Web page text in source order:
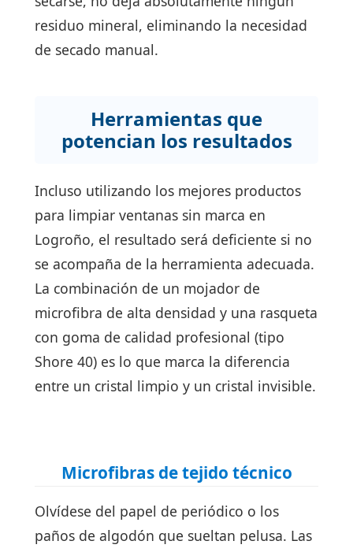
residuo mineral, eliminando la necesidad
de secado manual.
Herramientas que
potencian los resultados
Incluso utilizando los mejores productos
para limpiar ventanas sin marca en
Logroño, el resultado será deficiente si no
se acompaña de la herramienta adecuada.
La combinación de un mojador de
microfibra de alta densidad y una rasqueta
con goma de calidad profesional (tipo
Shore 40) es lo que marca la diferencia
entre un cristal limpio y un cristal invisible.
Microfibras de tejido técnico
Olvídese del papel de periódico o los
paños de algodón que sueltan pelusa. Las